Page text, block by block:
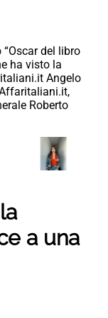
del libro
ha visto la
Angelo
Roberto
a una